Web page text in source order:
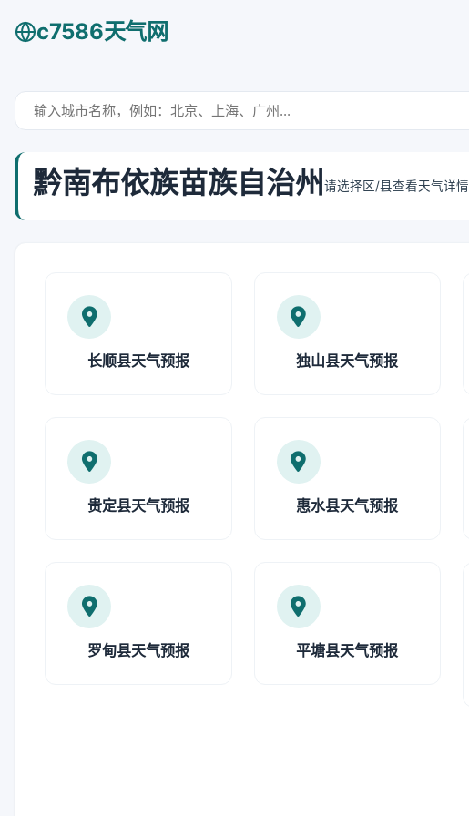
c7586天气网
黔南布依族苗族自治州 请选择区/县查看天气详情
长顺县天气预报 独山县天气预报
贵定县天气预报 惠水县天气预报
罗甸县天气预报 平塘县天气预报